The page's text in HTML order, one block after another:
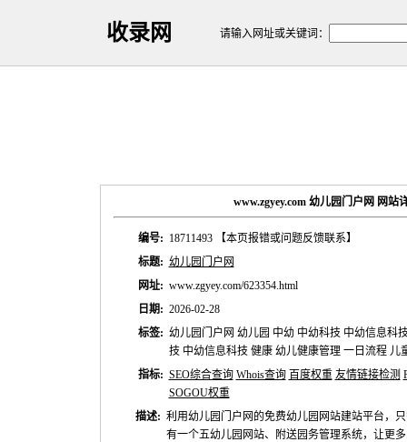
收录网 请输入网址或关键词：
www.zgyey.com 幼儿园门户网 网站
编号: 18711493
【本页报错或问题反馈联系】
标题: 幼儿园门户网
网址: www.zgyey.com/623354.html
日期: 2026-02-28
标签: 幼儿园门户网 幼儿园 中幼 中幼科技 中幼信息科
技 中幼信息科技 健康 幼儿健康管理 一日流程 儿
指标: SEO综合查询 Whois查询 百度权重 友情链接检测
SOGOU权重
描述: 利用幼儿园门户网的免费幼儿园网站建站平台，
有一个五幼儿园网站、附送园务管理系统，让更